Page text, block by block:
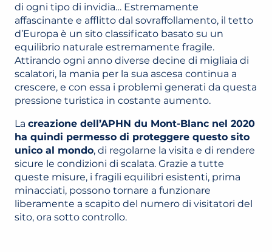
di ogni tipo di invidia… Estremamente
affascinante e afflitto dal sovraffollamento, il tetto
d’Europa è un sito classificato basato su un
equilibrio naturale estremamente fragile.
Attirando ogni anno diverse decine di migliaia di
scalatori, la mania per la sua ascesa continua a
crescere, e con essa i problemi generati da questa
pressione turistica in costante aumento.
La creazione dell’APHN du Mont-Blanc nel 2020
ha quindi permesso di proteggere questo sito
unico al mondo, di regolarne la visita e di rendere
sicure le condizioni di scalata. Grazie a tutte
queste misure, i fragili equilibri esistenti, prima
minacciati, possono tornare a funzionare
liberamente a scapito del numero di visitatori del
sito, ora sotto controllo.